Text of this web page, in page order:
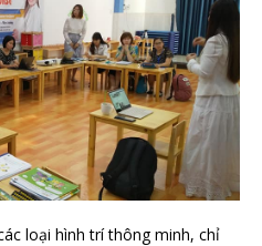
loại hình trí thông minh, chỉ